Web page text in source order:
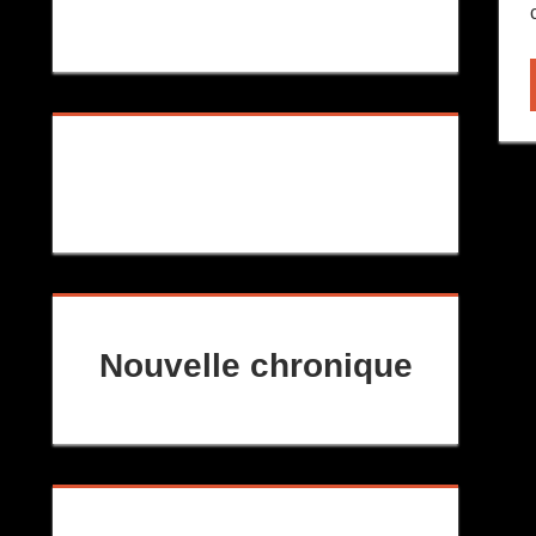
Nouvelle chronique